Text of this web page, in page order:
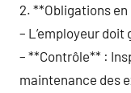
2. **Obligations
– L’employeur
– **Contrôle** :
maintenance des